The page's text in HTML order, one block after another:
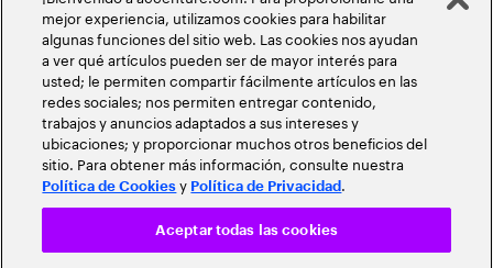
mejor experiencia, utilizamos cookies para habilitar
algunas funciones del sitio web. Las cookies nos ayudan
a ver qué artículos pueden ser de mayor interés para
usted; le permiten compartir fácilmente artículos en las
redes sociales; nos permiten entregar contenido,
trabajos y anuncios adaptados a sus intereses y
ubicaciones; y proporcionar muchos otros beneficios del
sitio. Para obtener más información, consulte nuestra
Política de Cookies y Política de Privacidad .
Aceptar todas las cookies